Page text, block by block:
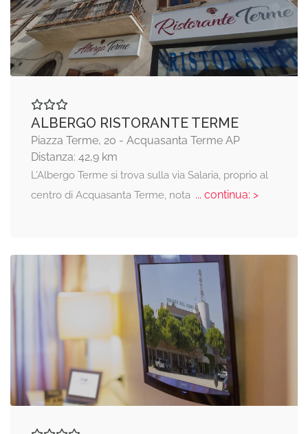
ALBERGO RISTORANTE TERME
Piazza Terme, 20 - Acquasanta Terme AP
Distanza: 42,9 km
L’Albergo Terme si trova sulla via Salaria, proprio al
centro di Acquasanta Terme, nota... continua: >